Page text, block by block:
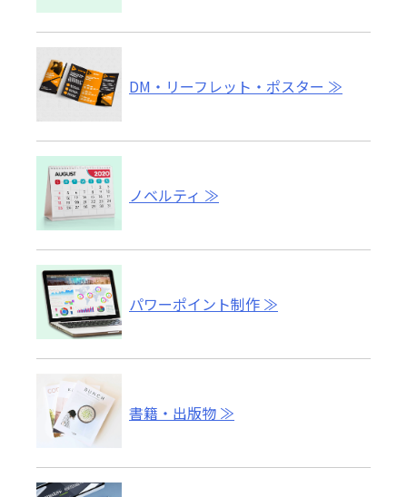
DM・リーフレット・ポスター
ノベルティ
パワーポイント制作
書籍・出版物